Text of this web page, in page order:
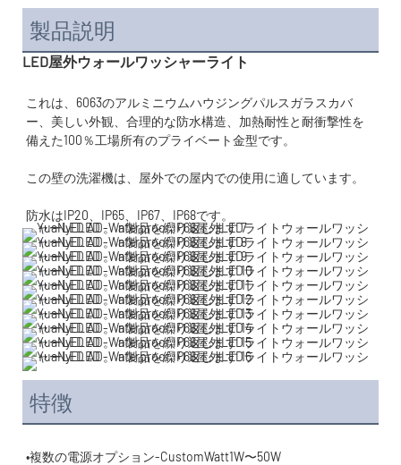
製品説明
LED屋外ウォールワッシャーライト
これは、6063のアルミニウムハウジングパルスガラスカバ
ー、美しい外観、合理的な防水構造、加熱耐性と耐衝撃性を
特徴